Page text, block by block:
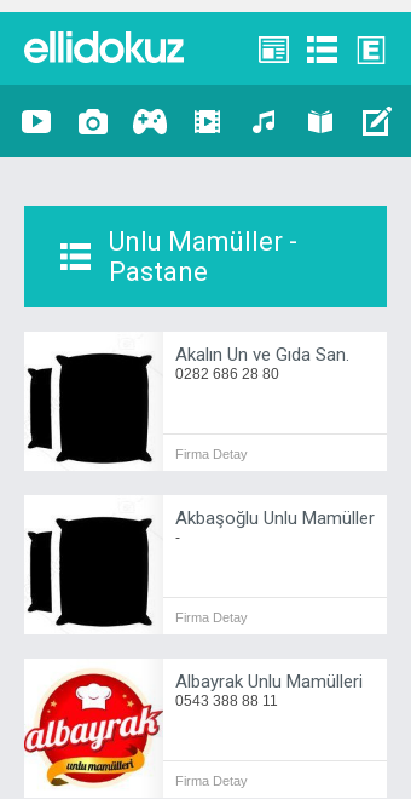
Unlu Mamüller -
Pastane
Akalın Un ve Gıda San.
0282 686 28 80
Firma Detay
Akbaşoğlu Unlu Mamüller
-
Firma Detay
Albayrak Unlu Mamülleri
0543 388 88 11
Firma Detay